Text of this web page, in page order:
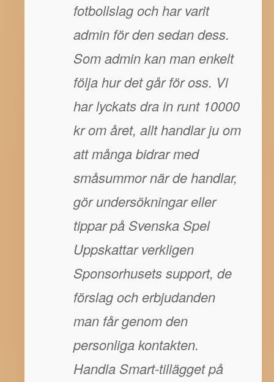
fotbollslag och har varit
admin för den sedan dess.
Som admin kan man enkelt
följa hur det går för oss. Vi
har lyckats dra in runt 10000
kr om året, allt handlar ju om
att många bidrar med
småsummor när de handlar,
gör undersökningar eller
tippar på Svenska Spel
Uppskattar verkligen
Sponsorhusets support, de
förslag och erbjudanden
man får genom den
personliga kontakten.
Handla Smart-tillägget på